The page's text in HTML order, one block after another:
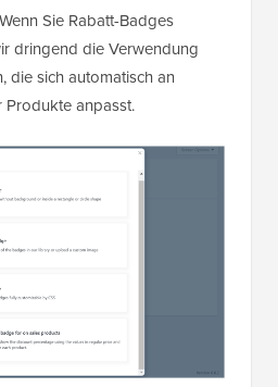
Sie Rabatt-Badges
dringend die Verwendung
die sich automatisch an
Produkte anpasst.